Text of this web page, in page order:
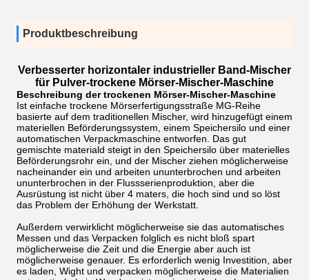
Produktbeschreibung
Verbesserter horizontaler industrieller Band-Mischer
für Pulver-trockene Mörser-Mischer-Maschine
Beschreibung der trockenen Mörser-Mischer-Maschine
Ist einfache trockene Mörserfertigungsstraße MG-Reihe
basierte auf dem traditionellen Mischer, wird hinzugefügt einem
materiellen Beförderungssystem, einem Speichersilo und einer
automatischen Verpackmaschine entworfen. Das gut
gemischte materiald steigt in den Speichersilo über materielles
Beförderungsrohr ein, und der Mischer ziehen möglicherweise
nacheinander ein und arbeiten ununterbrochen und arbeiten
ununterbrochen in der Flussserienproduktion, aber die
Ausrüstung ist nicht über 4 maters, die hoch sind und so löst
das Problem der Erhöhung der Werkstatt.
Außerdem verwirklicht möglicherweise sie das automatisches
Messen und das Verpacken folglich es nicht bloß spart
möglicherweise die Zeit und die Energie aber auch ist
möglicherweise genauer. Es erforderlich wenig Investition, aber
es laden, Wight und verpacken möglicherweise die Materialien